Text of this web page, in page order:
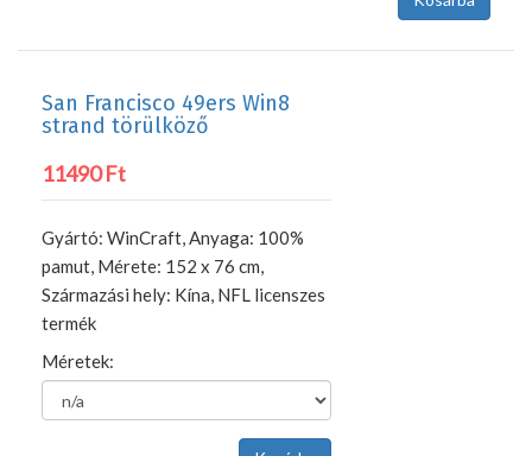
San Francisco 49ers Win8
strand törülköző
11490 Ft
Gyártó: WinCraft, Anyaga: 100%
pamut, Mérete: 152 x 76 cm,
Származási hely: Kína, NFL licenszes
termék
Méretek: